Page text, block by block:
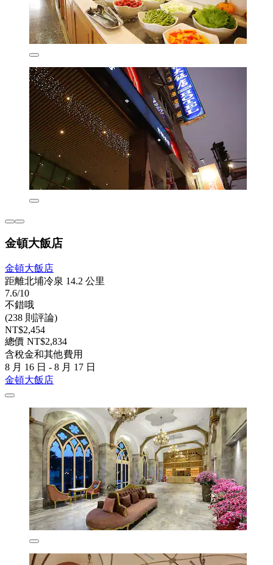
金頓大飯店
金頓大飯店
距離北埔冷泉 14.2 公里
7.6/10
不錯哦
(238 則評論)
NT$2,454
總價 NT$2,834
含稅金和其他費用
8 月 16 日 - 8 月 17 日
金頓大飯店